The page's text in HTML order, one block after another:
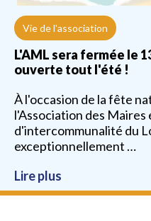
Vie de l'association
L'AML sera fermée le
ouverte tout l'été !
À l'occasion de la fête
l'Association des Maires
d'intercommunalité du
exceptionnellement …
Lire plus